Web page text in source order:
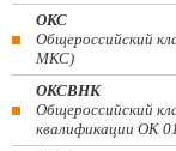
ОКС
Общероссийский
МКС)
ОКСВНК
Общероссийский
квалификации ОК